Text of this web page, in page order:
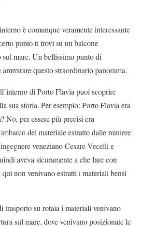
è comunque veramente interessante
punto ti trovi su un balcone
sul mare. Un bellissimo punto di
questo straordinario panorama.
di Porto Flavia puoi scoprire
sua storia. Per esempio: Porto Flavia era
No, per essere più precisi era
del materiale estratto dalle miniere
veneziano Cesare Vecelli e
aveva sicuramente a che fare con
non venivano estratti i materiali bensì
trasporto su rotaia i materiali venivano
sul mare, dove venivano posizionate le